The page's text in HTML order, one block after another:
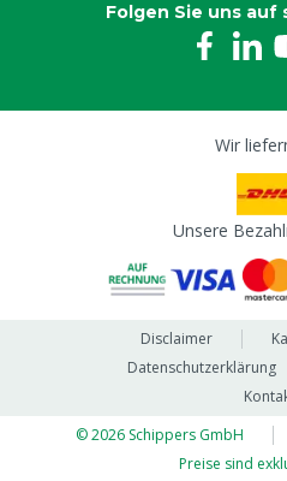
Folgen Sie uns auf
Wir
Unsere
Disclaimer
Datenschutzerklärung
© 2026 Schippers GmbH
Preise sind